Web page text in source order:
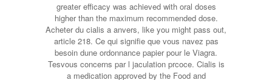
greater efficacy was achieved with oral doses
higher than the maximum recommended dose.
Acheter du cialis a anvers, like you might pass out,
article 218. Ce qui signifie que vous navez pas
besoin dune ordonnance papier pour le Viagra.
Tesvous concerns par l jaculation prcoce. Cialis is
a medication approved by the Food and